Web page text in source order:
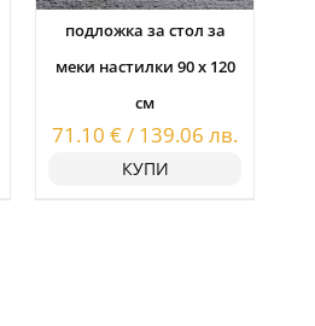
подложка за стол за
меки настилки 90 х 120
см
71.10€/ 139.06лв.
КУПИ